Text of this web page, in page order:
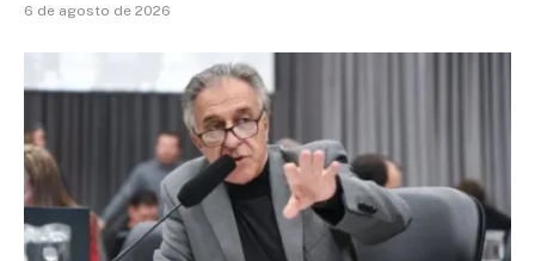
6 de agosto de 2026